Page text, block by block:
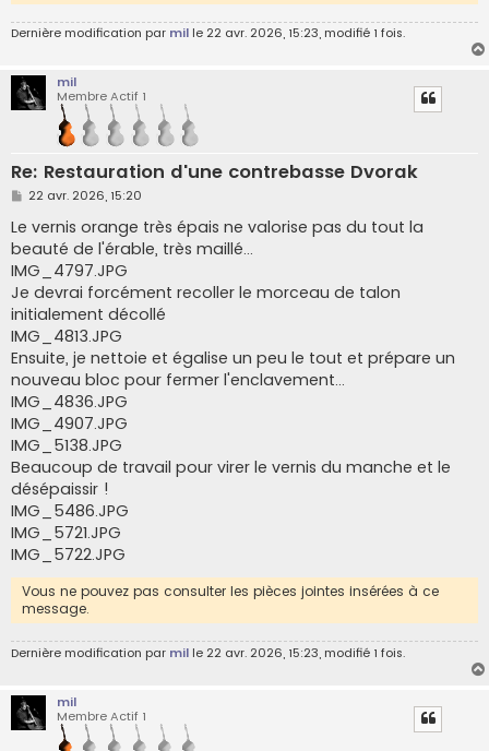
Dernière modification par mil le 22 avr. 2026, 15:23, modifié 1 fois.
mil
Membre Actif 1
Re: Restauration d'une contrebasse Dvorak
M
s
s
a
g
e
22 avr. 2026, 15:20
Le vernis orange très épais ne valorise pas du tout la
beauté de l'érable, très maillé...
IMG_4797.JPG
Je devrai forcément recoller le morceau de talon
initialement décollé
IMG_4813.JPG
Ensuite, je nettoie et égalise un peu le tout et prépare un
nouveau bloc pour fermer l'enclavement...
IMG_4836.JPG
IMG_4907.JPG
IMG_5138.JPG
Beaucoup de travail pour virer le vernis du manche et le
désépaissir !
IMG_5486.JPG
IMG_5721.JPG
IMG_5722.JPG
Vous ne pouvez pas consulter les pièces jointes insérées à ce
message.
Dernière modification par mil le 22 avr. 2026, 15:23, modifié 1 fois.
mil
Membre Actif 1